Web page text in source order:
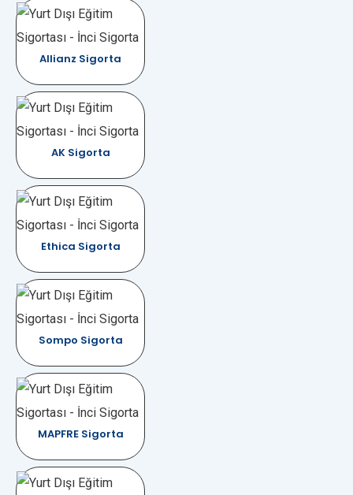
Allianz Sigorta
AK Sigorta
Ethica Sigorta
Sompo Sigorta
MAPFRE Sigorta